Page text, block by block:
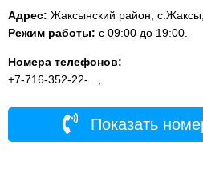
Адрес: Жаксынский район,
Режим работы: с 09:00 до 19:00.
Номера телефонов:
+7-716-352-22-...,
Показать